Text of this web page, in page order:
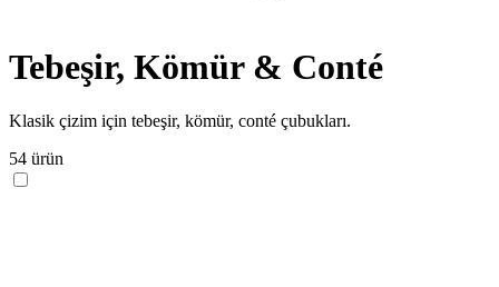
Tebeşir, Kömür & Conté
Klasik çizim için tebeşir, kömür, conté çubukları.
54 ürün